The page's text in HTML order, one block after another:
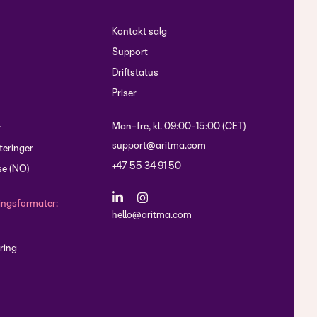
(NO)
Kontakt salg
Support
Driftstatus
Priser
Man-fre, kl. 09:00-15:00 (CET)
support@aritma.com
+47 55 34 91 50
hello@aritma.com